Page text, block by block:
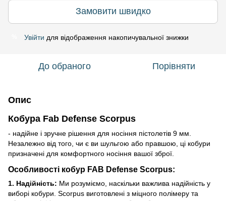
Замовити швидко
Увійти для відображення накопичувальної знижки
До обраного Порівняти
Опис
Кобура Fab Defense Scorpus
- надійне і зручне рішення для носіння пістолетів 9 мм.
Незалежно від того, чи є ви шульгою або правшою, ці кобури
призначені для комфортного носіння вашої зброї.
Особливості кобур FAB Defense Scorpus:
1. Надійність: Ми розуміємо, наскільки важлива надійність у
виборі кобури. Scorpus виготовлені з міцного полімеру та